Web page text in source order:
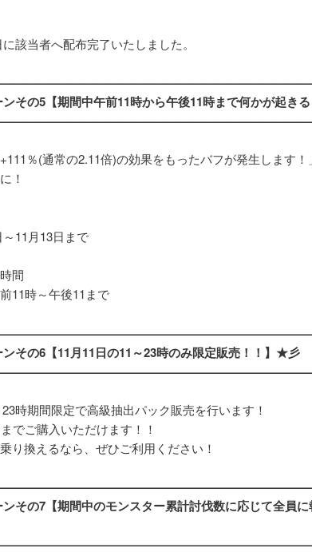
該当者へ配布完了いたしました。
その5【期間中午前11時から午後11時まで何かが起き
％(通常の2.11倍)の効果をもったバフが発生します！
！
11月13日まで
間
11時～午後11まで
その6【11月11日の11～23時のみ限定販売！！】★彡
時期間限定で高級抽出パック販売を行います！
でご購入いただけます！！
り換えるなら、ぜひご利用ください！
その7【期間中のモンスター累計討伐数に応じて全員に